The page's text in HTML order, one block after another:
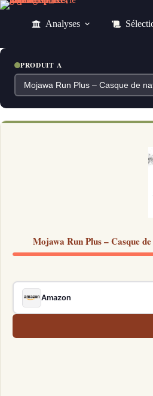
Passer
Analyses
PRODUIT A
Mojawa Run Plus – Casque
Amazon